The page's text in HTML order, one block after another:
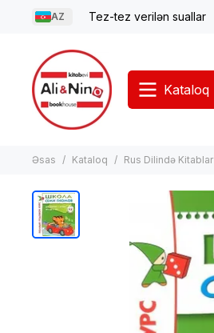
AZ Tez-tez verilən suallar
Kataloq
Əsas Kataloq Rus Dilində Kitablar